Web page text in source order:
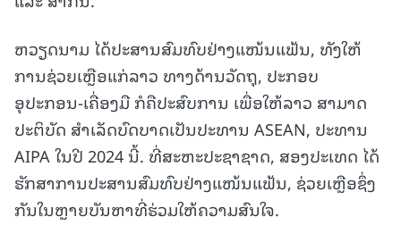
ຫວຽດນາມ ໄດ້ປະສານສົມທົບຢ່າງແໜ້ນແຟ້ນ, ທັງໃຫ້
ການຊ່ວຍເຫຼືອແກ່ລາວ ທາງດ້ານວັດຖຸ, ປະກອບ
ອຸປະກອນ-ເຄື່ອງມື ກໍຄືປະສົບການ ເພື່ອໃຫ້ລາວ ສາມາດ
ປະຕິບັດ ສໍາເລັດບົດບາດເປັນປະທານ ASEAN, ປະທານ
AIPA ໃນປີ 2024 ນີ້. ທີ່ສະຫະປະຊາຊາດ, ສອງປະເທດ ໄດ້
ຮັກສາການປະສານສົມທົບຢ່າງແໜ້ນແຟ້ນ, ຊ່ວຍເຫຼືອຊຶ່ງ
ກັນໃນຫຼາຍບັນຫາທີ່ຮ່ວມໃຫ້ຄວາມສົນໃຈ.